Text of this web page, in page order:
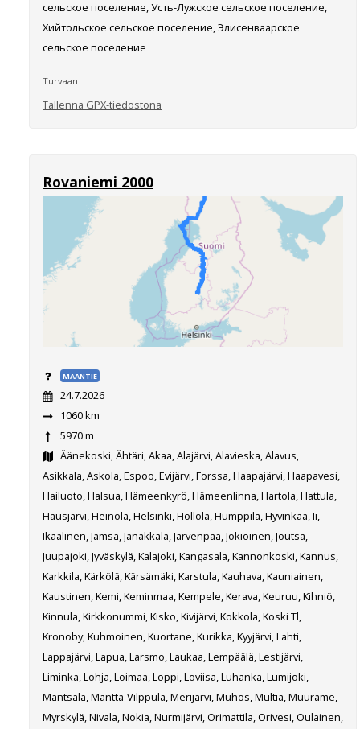
сельское поселение, Усть-Лужское сельское поселение,
Хийтольское сельское поселение, Элисенваарское
сельское поселение
Turvaan
Tallenna GPX-tiedostona
Rovaniemi 2000
MAANTIE
24.7.2026
1060 km
5970 m
Äänekoski, Ähtäri, Akaa, Alajärvi, Alavieska, Alavus,
Asikkala, Askola, Espoo, Evijärvi, Forssa, Haapajärvi, Haapavesi,
Hailuoto, Halsua, Hämeenkyrö, Hämeenlinna, Hartola, Hattula,
Hausjärvi, Heinola, Helsinki, Hollola, Humppila, Hyvinkää, Ii,
Ikaalinen, Jämsä, Janakkala, Järvenpää, Jokioinen, Joutsa,
Juupajoki, Jyväskylä, Kalajoki, Kangasala, Kannonkoski, Kannus,
Karkkila, Kärkölä, Kärsämäki, Karstula, Kauhava, Kauniainen,
Kaustinen, Kemi, Keminmaa, Kempele, Kerava, Keuruu, Kihniö,
Kinnula, Kirkkonummi, Kisko, Kivijärvi, Kokkola, Koski Tl,
Kronoby, Kuhmoinen, Kuortane, Kurikka, Kyyjärvi, Lahti,
Lappajärvi, Lapua, Larsmo, Laukaa, Lempäälä, Lestijärvi,
Liminka, Lohja, Loimaa, Loppi, Loviisa, Luhanka, Lumijoki,
Mäntsälä, Mänttä-Vilppula, Merijärvi, Muhos, Multia, Muurame,
Myrskylä, Nivala, Nokia, Nurmijärvi, Orimattila, Orivesi, Oulainen,